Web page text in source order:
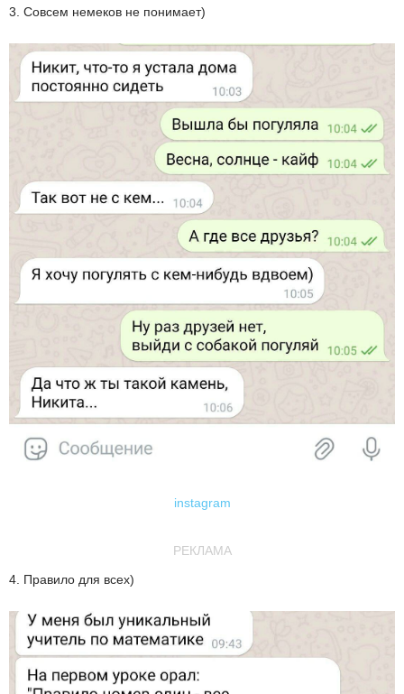
3. Совсем немеков не понимает)
instagram
РЕКЛАМА
4. Правило для всех)